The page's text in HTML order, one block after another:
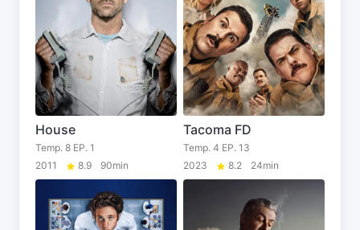
House
Temp. 8 EP. 1
2011
8.9 90min
Tacoma FD
Temp. 4 EP. 13
2023
8.2 24min